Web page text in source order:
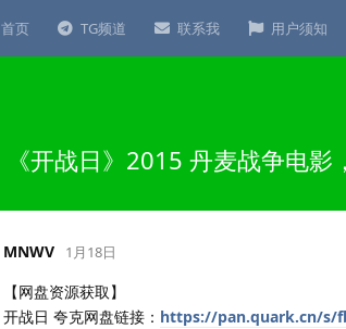
首页 TG频道 联系我 用户须知
《开战日》2015 丹麦战争电
MNWV 1月18日
【网盘资源获取】
开战日 夸克网盘链接： https://pan.quark.cn/s/